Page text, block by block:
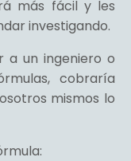
más fácil y les
investigando.
un ingeniero o
cobraría
mismos lo